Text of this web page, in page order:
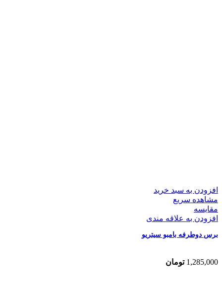
افزودن به سبد خرید
مشاهده سریع
مقایسه
افزودن به علاقه مندی
برس دوطرفه بامبو سیتریو
1,285,000 تومان